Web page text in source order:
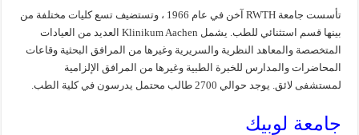
تأسست جامعة RWTH آخن في عام 1966 ، وتستضيف تسع كليات مختلفة من
بينها قسم استثنائي للطب. يشمل Klinikum Aachen العديد من العيادات
المتخصصة والمعاهد النظرية والسريرية وغيرها من المرافق البحثية وقاعات
المحاضرات والمدارس للخبرة الطبية وغيرها من المرافق الإلزامية
لمستشفى لائق. يوجد حوالي 2700 طالب محتمل يدرسون في كلية الطب.
جامعة لوبيك